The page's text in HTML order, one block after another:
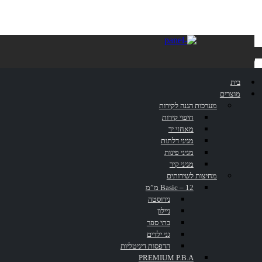
בית
מוצרים
מערכות הגנה לקירות
חיפוי קירות
מאחזי יד
מגיני דלתות
מגיני פינות
מגיני קיר
מחיצות לשירותים
Basic – 12 מ”מ
נירוסטה
ניילון
בתי ספר
גני ילדים
הדפסות דיגיטליות
PREMIUM P.B.A
קולב כפול
PP488D
דף הבית קטלוג»קולב כפול PP488D